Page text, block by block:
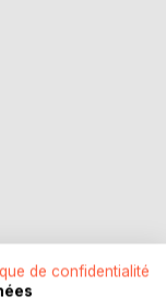
de confidentialité